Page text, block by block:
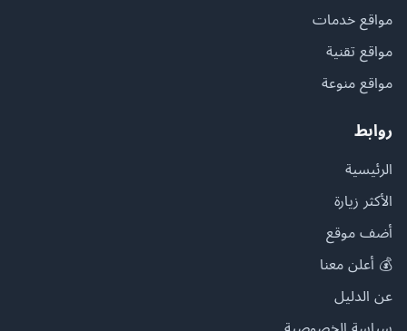
مواقع خدمات
مواقع تقنية
مواقع منوعة
روابط
الرئيسية
الأكثر زيارة
أضف موقع
💰 أعلن معنا
عن الدليل